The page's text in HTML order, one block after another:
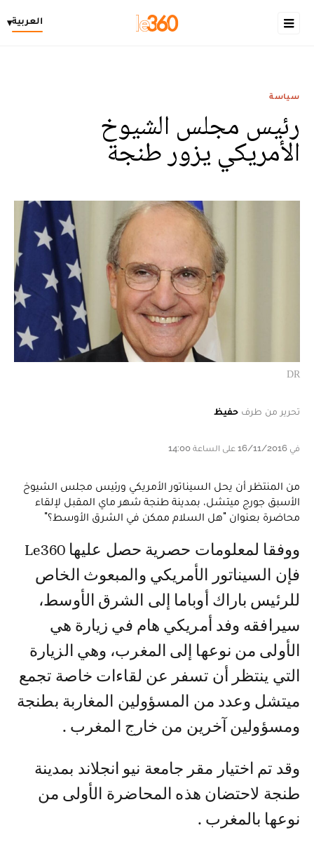
العربية▾
سياسة
رئيس مجلس الشيوخ
الأمريكي يزور طنجة
DR
تحرير من طرف حفيظ
في 16/11/2016 على الساعة 14:00
من المنتظر أن يحل السيناتور الأمريكي ورئيس مجلس الشيوخ
الأسبق جورج ميتشل، بمدينة طنجة شهر ماي المقبل لإلقاء
محاضرة بعنوان "هل السلام ممكن في الشرق الأوسط؟"
ووفقا لمعلومات حصرية حصل عليها Le360
فإن السيناتور الأمريكي والمبعوث الخاص
للرئيس باراك أوباما إلى الشرق الأوسط،
سيرافقه وفد أمريكي هام في زيارة هي
الأولى من نوعها إلى المغرب، وهي الزيارة
التي ينتظر أن تسفر عن لقاءات خاصة تجمع
ميتشل وعدد من المسؤولين المغاربة بطنجة
ومسؤولين آخرين من خارج المغرب .
وقد تم اختيار مقر جامعة نيو انجلاند بمدينة
طنجة لاحتضان هذه المحاضرة الأولى من
نوعها بالمغرب .